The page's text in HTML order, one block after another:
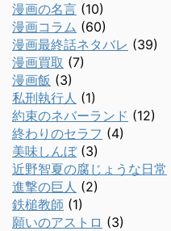
漫画の名言 (10)
漫画コラム (60)
漫画最終話ネタバレ (39)
漫画買取 (7)
漫画飯 (3)
私刑執行人 (1)
約束のネバーランド (12)
終わりのセラフ (4)
美味しんぼ(3)
近野智夏の腐じょうな日常
進撃の巨人 (2)
鉄槌教師 (1)
願いのアストロ (3)